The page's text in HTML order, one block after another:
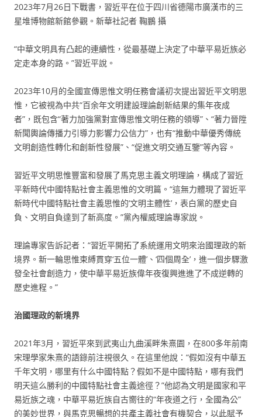
2023年7月26日下戰書，習近平在位于四川省德陽市廣漢市的三
星堆博物館新館參觀。新華社記者 鞠鵬 攝
“中華文明具有凸起的連續性，從最基礎上決定了中華平易近族必
定走本身的路。”習近平說。
2023年10月的全國宣傳思惟文明任務會議初次提出習近平文明思
惟，它被視為中共“百余年文明建設理論創新結果的集年夜成
者”，既包含“著力加強黨對宣傳思惟文明任務的領導”、“著力晉陞
新聞輿論傳播力引導力影響力公信力”，也有“推動中華優秀傳統
文明創造性轉化和創新性發展”、“促進文明交通互鑒”等內容。
習近平文明思惟豐富和發展了馬克思主義文明理論，構成了習近
平新時代中國特點社會主義思惟的文明篇。“這無力體現了習近平
新時代中國特點社會主義思惟的‘文明主體性’，表白黨的歷史自
負、文明自負達到了新高度。”黨內權威理論專家說。
理論專家告訴記者：“習近平開拓了系統運用文明來治國理政的新
境界。新一輪思惟束縛貫穿‘五位一體’、‘四個周全’，進一個步驟激
發全社會創造力，使中華平易近族偉年夜復興進進了不成逆轉的
歷史進程。”
治國理政的新境界
2021年3月，習近平來到武夷山九曲溪畔朱熹園，在800多年前南
宋理學家朱熹的語錄前注視很久。在這里他說：“假如沒有中華五
千年文明，哪里有什么中國特點？假如不是中國特點，哪有我們
明天這么勝利的中國特點社會主義途徑？”他認為文明是國家和平
易近族之魂，中華平易近族自古嚮往的“年夜道之行，全國為公”
的美妙世界，與馬克思暢想的共產主義社會有機契合，以此賦予